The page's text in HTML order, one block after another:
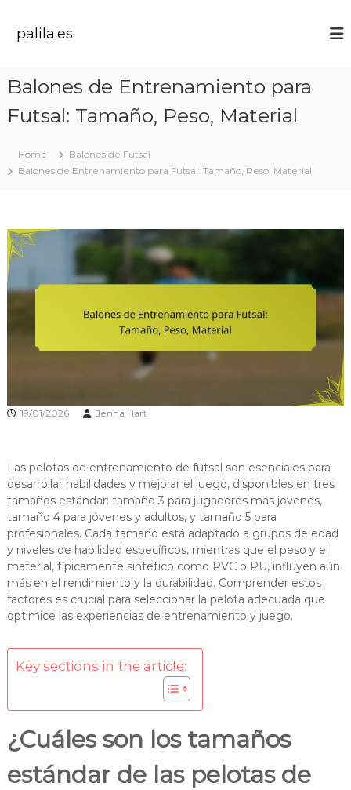
palila.es
Balones de Entrenamiento para
Futsal: Tamaño, Peso, Material
Home
Balones de Futsal
Balones de Entrenamiento para Futsal: Tamaño, Peso, Material
19/01/2026 Jenna Hart
Las pelotas de entrenamiento de futsal son esenciales para
desarrollar habilidades y mejorar el juego, disponibles en tres
tamaños estándar: tamaño 3 para jugadores más jóvenes,
tamaño 4 para jóvenes y adultos, y tamaño 5 para
profesionales. Cada tamaño está adaptado a grupos de edad
y niveles de habilidad específicos, mientras que el peso y el
material, típicamente sintético como PVC o PU, influyen aún
más en el rendimiento y la durabilidad. Comprender estos
factores es crucial para seleccionar la pelota adecuada que
optimice las experiencias de entrenamiento y juego.
Key sections in the article:
¿Cuáles son los tamaños
estándar de las pelotas de